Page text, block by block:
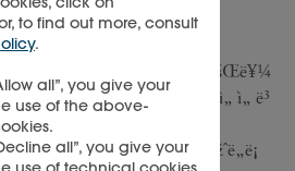
ë§í•˜ê³ êµ¬í˜„í•˜ë©°
ì—…ë¬´ì™€ ë„ì „ì„ ë§¡ì„ ê¸°íšŒë¥¼
ë¹ ë¥¸ í•™ìŠµ ê³¡ì„ ì„ ë³
ê¸°ì—…ê°€ì  í™˜ê²½ì—ì„œ
ì•žìœ¼ë¡œ ë‚˜ì•„ê°ˆ ìˆ˜ ìžˆë„ë¡
to find out more, consult
.
all”, you give your
use of the above-
all”, you give your